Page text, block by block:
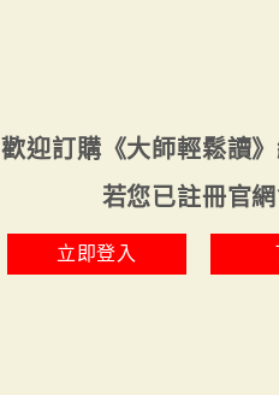
歡迎訂購《大師輕鬆讀
若您已註冊官
立即登入